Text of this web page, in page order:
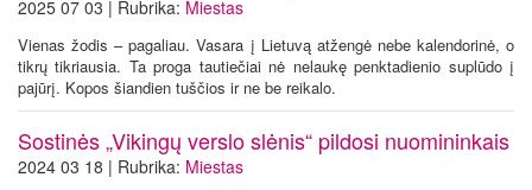
2025 07 03 | Rubrika: Miestas
Vienas žodis – pagaliau. Vasara į Lietuvą atžengė nebe kalendorinė, o
tikrų tikriausia. Ta proga tautiečiai nė nelaukę penktadienio suplūdo į
pajūrį. Kopos šiandien tuščios ir ne be reikalo.
Sostinės „Vikingų verslo slėnis“ pildosi nuomininkais
2024 03 18 | Rubrika: Miestas